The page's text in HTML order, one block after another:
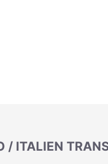
/ ITALIEN